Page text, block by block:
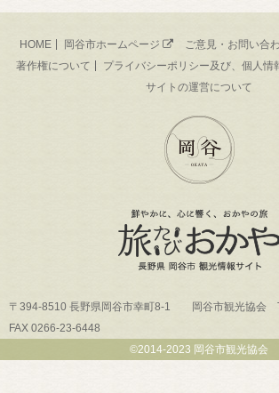
HOME 岡谷市ホームページ ご意見・お問い合
著作権について
プライバシーポリシー及び、個人情
サイトの運営について
〒394-8510 長野県岡谷市幸町8-1 岡谷市観光協会
FAX 0266-23-6448
©2014-2023 岡谷市観光協会